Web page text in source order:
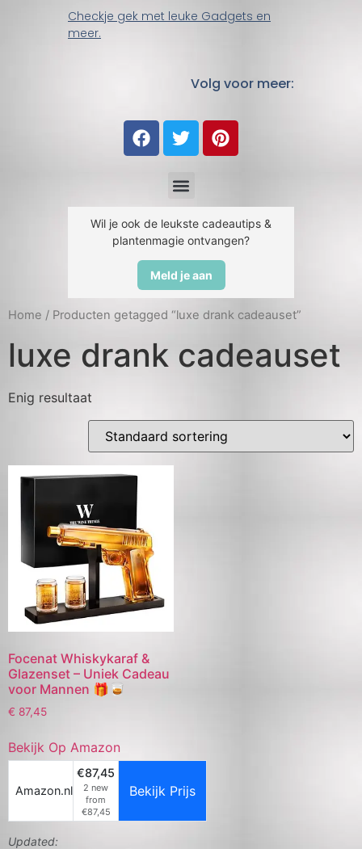
Checkje gek met leuke Gadgets en
meer.
Volg voor meer:
Wil je ook de leukste cadeautips &
plantenmagie ontvangen?
Meld je aan
Home / Producten getagged “luxe drank cadeauset”
luxe drank cadeauset
Enig resultaat
Focenat Whiskykaraf &
Glazenset – Uniek Cadeau
voor Mannen 🎁🥃
€ 87,45
Bekijk Op Amazon
Amazon.nl
€87,45
2 new
from
€87,45
Bekijk Prijs
Updated: